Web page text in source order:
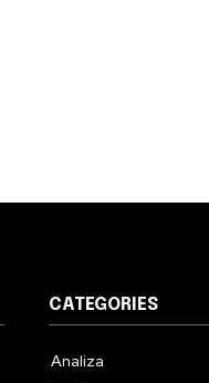
CATEGORIES
Analiza